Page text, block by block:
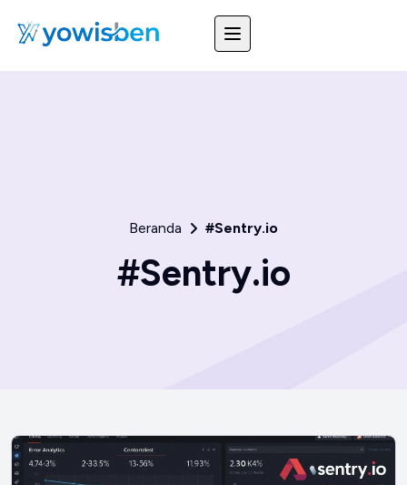
Beranda #Sentry.io
#Sentry.io